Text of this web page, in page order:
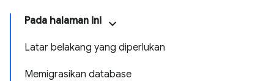
Pada halaman ini
Latar belakang yang diperlukan
Memigrasikan database